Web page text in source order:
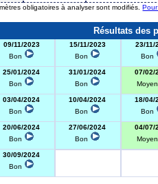
obligatoires à analyser sont modifiés.
Résultats des
09/11/2023
Bon
15/11/2023
Bon
23/11/
Bon
25/01/2024
Bon
31/01/2024
Bon
07/02/
03/04/2024
Bon
10/04/2024
Bon
18/04/
Bon
20/06/2024
Bon
27/06/2024
Bon
04/07/
30/09/2024
Bon